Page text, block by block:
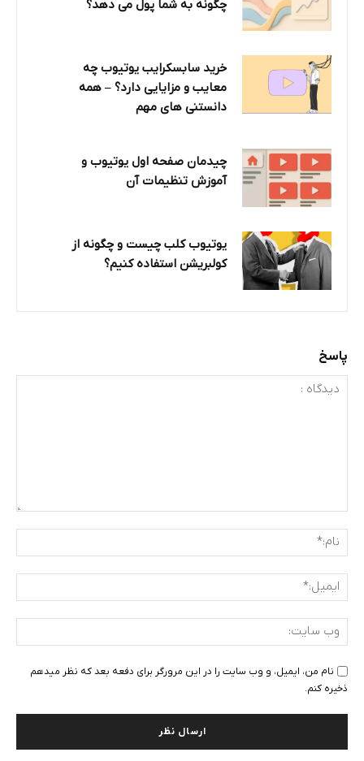
چگونه به شما پول می دهد؟
خرید سابسکرایب یوتیوب چه
معایب و مزایایی دارد؟‌ – همه
دانستنی های مهم
چیدمان صفحه اول یوتیوب و
آموزش تنظیمات آن
یوتیوب کلب چیست و چگونه از
کولبریشن استفاده کنیم؟
پاسخ
نام من، ایمیل، و وب سایت را در این مرورگر برای دفعه بعد که نظر میدهم
ذخیره کنم.